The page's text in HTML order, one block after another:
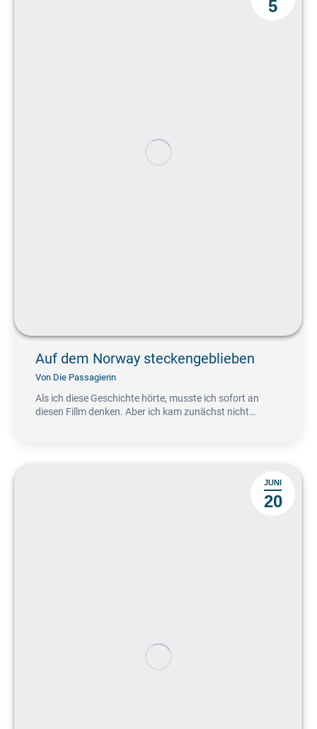
5
Auf dem Norway steckengeblieben
Von Die Passagierin
Als ich diese Geschichte hörte, musste ich sofort an
diesen Fillm denken. Aber ich kam zunächst nicht…
JUNI
20